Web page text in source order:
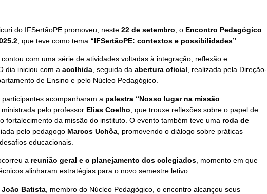
do IFSertãoPE promoveu, neste 22 de setembro , o Encontro Pedagógico
, que teve como tema “IFSertãoPE: contextos e possibilidades”
com uma série de atividades voltadas à integração, reflexão e
dia iniciou com a acolhida, seguida da abertura oficial, realizada pela Direção-
de Ensino e pelo Núcleo Pedagógico.
participantes acompanharam a palestra “Nosso lugar na missão
, ministrada pelo professor Elias Coelho , que trouxe reflexões sobre o papel de
fortalecimento da missão do instituto. O evento também teve uma roda de
pelo pedagogo Marcos Uchôa, promovendo o diálogo sobre práticas
educacionais.
a reunião geral e o planejamento dos colegiados, momento em que
alinharam estratégias para o novo semestre letivo.
João Batista, membro do Núcleo Pedagógico, o encontro alcançou seus